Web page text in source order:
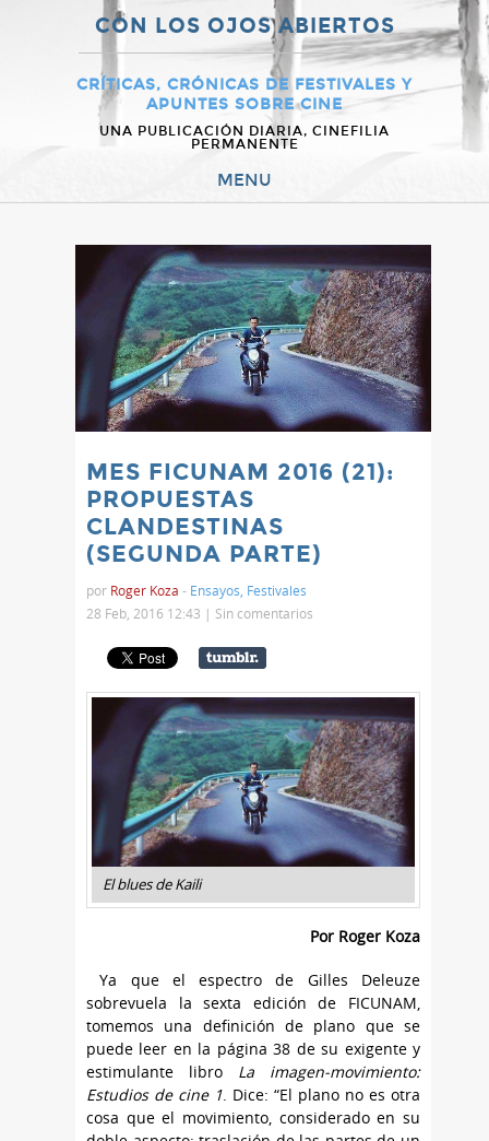
CON LOS OJOS ABIERTOS
CRÍTICAS, CRÓNICAS DE FESTIVALES Y
APUNTES SOBRE CINE
UNA PUBLICACIÓN DIARIA, CINEFILIA
PERMANENTE
MENU
MES FICUNAM 2016 (21):
PROPUESTAS
CLANDESTINAS
(SEGUNDA PARTE)
por Roger Koza - Ensayos Festivales
28 Feb, 2016 12:43 | Sin comentarios
El blues de Kaili
Por Roger Koza
Ya que el espectro de Gilles Deleuze
sobrevuela la sexta edición de FICUNAM,
tomemos una definición de plano que se
puede leer en la página 38 de su exigente y
estimulante libro La imagen-movimiento:
Estudios de cine 1 . Dice: “El plano no es otra
cosa que el movimiento, considerado en su